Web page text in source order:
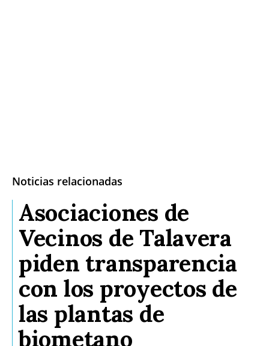
Noticias relacionadas
Asociaciones de
Vecinos de Talavera
piden transparencia
con los proyectos de
las plantas de
biometano